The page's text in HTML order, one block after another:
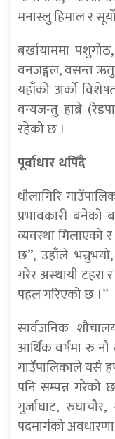
मनास्लु हिमाल र
बर्खायाममा
वनजङ्गल, वसन्त
यहाँको अर्को
वन्यजन्तु हाब्रे
रहेको छ ।
पूर्वाधार थपिँदै
धौलागिरि
प्रभावकारी बनेको
व्यवस्था मिलाएको
छ”, उहाँले
गरेर अस्थायी टहरा
पहल गरिएको छ ।”
सार्वजनिक
आर्थिक वर्षमा रु
गाउँपालिकाले यसै
पनि सम्पन्न गरेको
गुर्जाघाट,
पदमार्गको